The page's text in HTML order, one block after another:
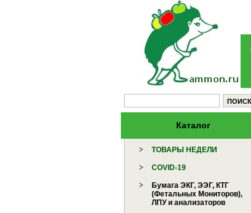
Каталог
ТОВАРЫ НЕДЕЛИ
COVID-19
Бумага ЭКГ, ЭЭГ, КТГ
(Фетальных Мониторов),
ЛПУ и анализаторов